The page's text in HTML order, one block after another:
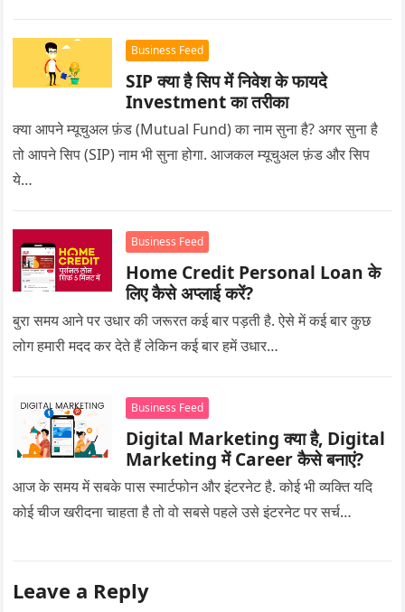
Business Feed
SIP क्या है सिप में निवेश के फायदे
Investment का तरीका
क्या आपने म्यूचुअल फ़ंड (Mutual Fund) का नाम सुना है? अगर सुना है
तो आपने सिप (SIP) नाम भी सुना होगा. आजकल म्यूचुअल फ़ंड और सिप
ये…
Business Feed
Home Credit Personal Loan के
लिए कैसे अप्लाई करें?
बुरा समय आने पर उधार की जरूरत कई बार पड़ती है. ऐसे में कई बार कुछ
लोग हमारी मदद कर देते हैं लेकिन कई बार हमें उधार…
Business Feed
Digital Marketing क्या है, Digital
Marketing में Career कैसे बनाएं?
आज के समय में सबके पास स्मार्टफोन और इंटरनेट है. कोई भी व्यक्ति यदि
कोई चीज खरीदना चाहता है तो वो सबसे पहले उसे इंटरनेट पर सर्च…
Leave a Reply